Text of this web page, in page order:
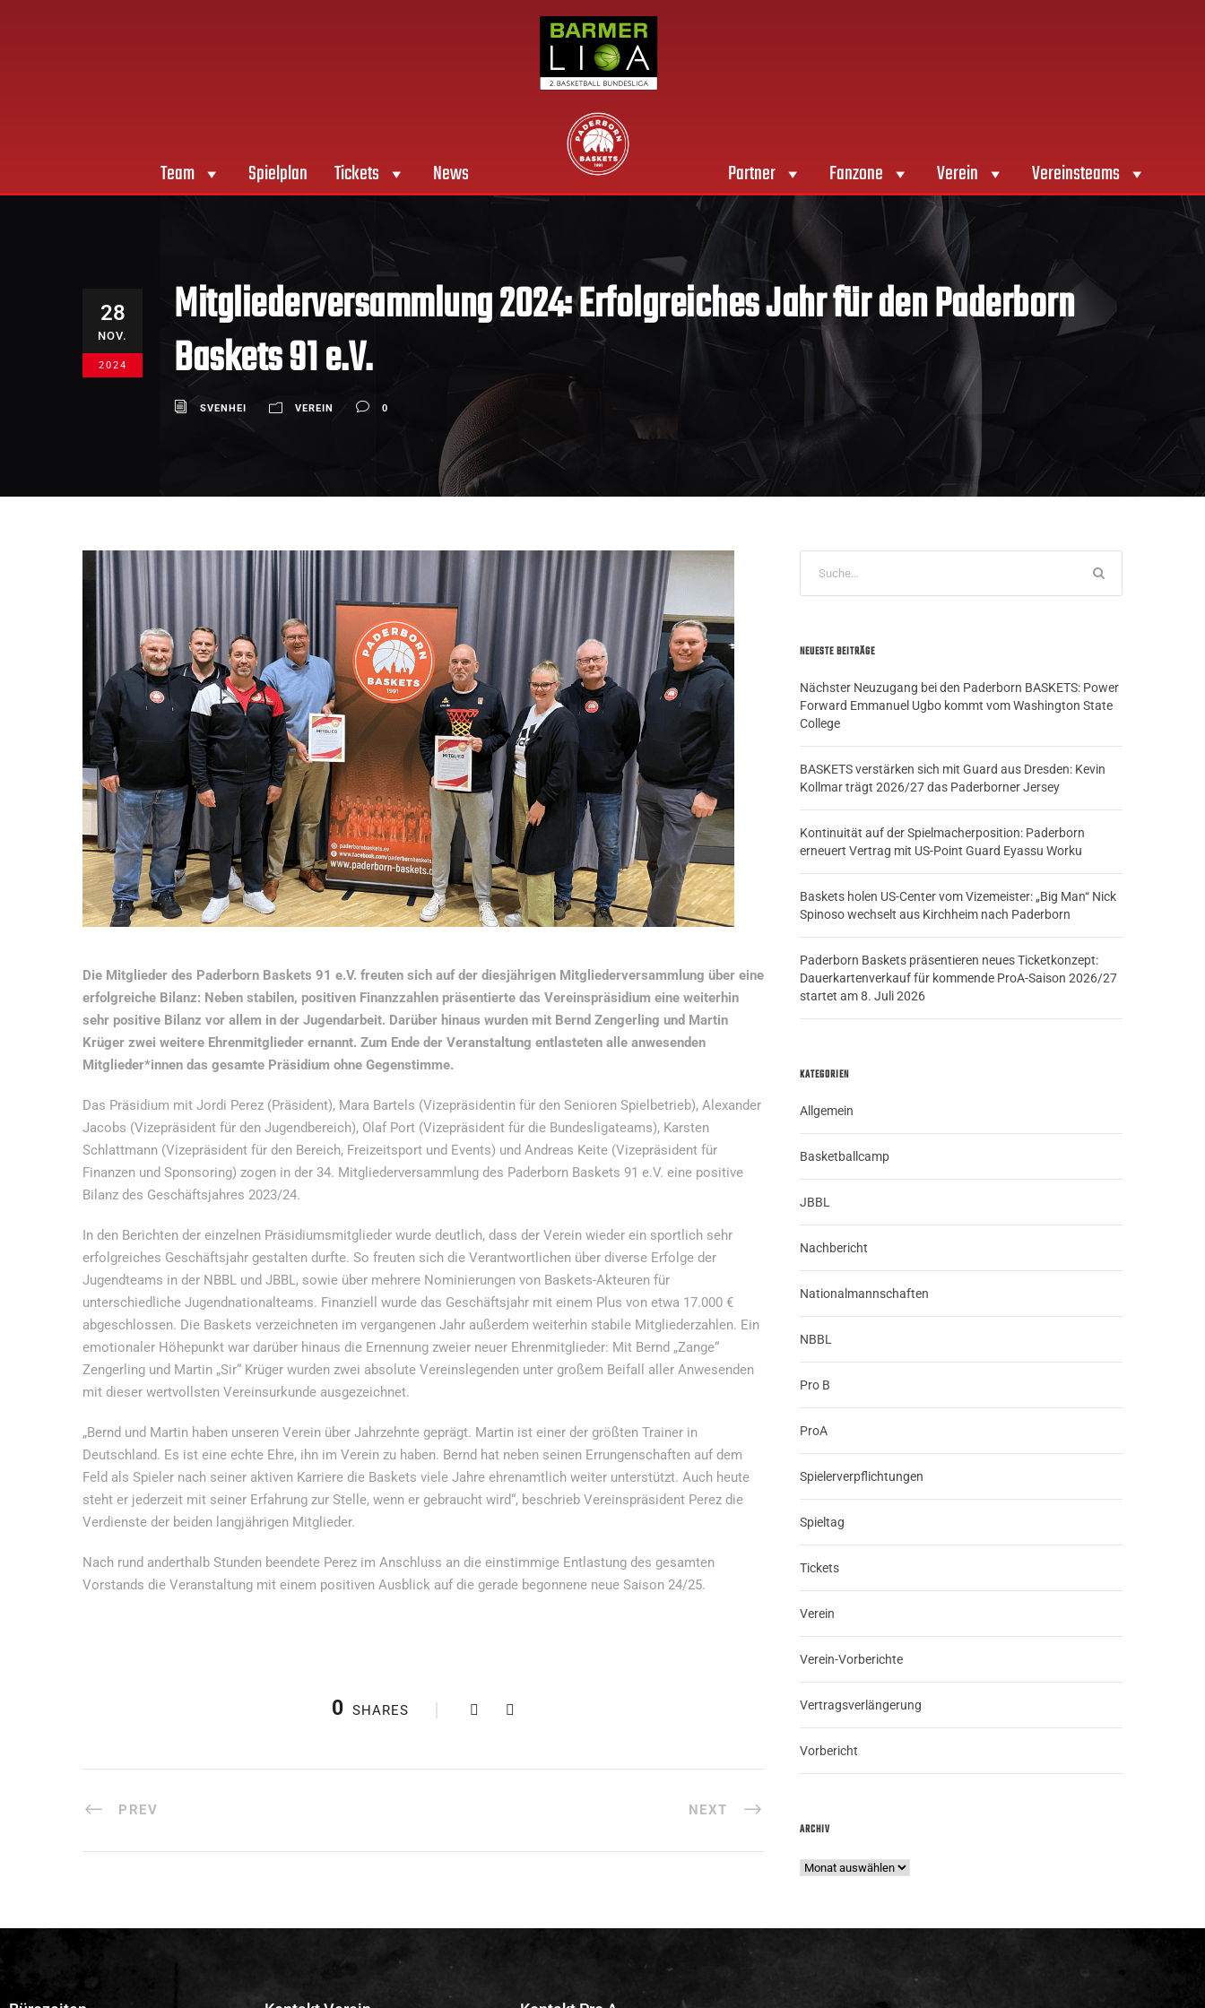
Team Spielplan Tickets News Partner Fanzone Verein Vereinsteams
28
NOV.
2024
Mitgliederversammlung 2024: Erfolgreiches Jahr für den Paderborn
Baskets 91 e.V.
SVENHEI VEREIN 0
Die Mitglieder des Paderborn Baskets 91 e.V. freuten sich auf der diesjährigen Mitgliederversammlung über eine
erfolgreiche Bilanz: Neben stabilen, positiven Finanzzahlen präsentierte das Vereinspräsidium eine weiterhin
sehr positive Bilanz vor allem in der Jugendarbeit. Darüber hinaus wurden mit Bernd Zengerling und Martin
Krüger zwei weitere Ehrenmitglieder ernannt. Zum Ende der Veranstaltung entlasteten alle anwesenden
Mitglieder*innen das gesamte Präsidium ohne Gegenstimme.
Das Präsidium mit Jordi Perez (Präsident), Mara Bartels (Vizepräsidentin für den Senioren Spielbetrieb), Alexander
Jacobs (Vizepräsident für den Jugendbereich), Olaf Port (Vizepräsident für die Bundesligateams), Karsten
Schlattmann (Vizepräsident für den Bereich, Freizeitsport und Events) und Andreas Keite (Vizepräsident für
Finanzen und Sponsoring) zogen in der 34. Mitgliederversammlung des Paderborn Baskets 91 e.V. eine positive
Bilanz des Geschäftsjahres 2023/24.
In den Berichten der einzelnen Präsidiumsmitglieder wurde deutlich, dass der Verein wieder ein sportlich sehr
erfolgreiches Geschäftsjahr gestalten durfte. So freuten sich die Verantwortlichen über diverse Erfolge der
Jugendteams in der NBBL und JBBL, sowie über mehrere Nominierungen von Baskets-Akteuren für
unterschiedliche Jugendnationalteams. Finanziell wurde das Geschäftsjahr mit einem Plus von etwa 17.000 €
abgeschlossen. Die Baskets verzeichneten im vergangenen Jahr außerdem weiterhin stabile Mitgliederzahlen. Ein
emotionaler Höhepunkt war darüber hinaus die Ernennung zweier neuer Ehrenmitglieder: Mit Bernd „Zange“
Zengerling und Martin „Sir“ Krüger wurden zwei absolute Vereinslegenden unter großem Beifall aller Anwesenden
mit dieser wertvollsten Vereinsurkunde ausgezeichnet.
„Bernd und Martin haben unseren Verein über Jahrzehnte geprägt. Martin ist einer der größten Trainer in
Deutschland. Es ist eine echte Ehre, ihn im Verein zu haben. Bernd hat neben seinen Errungenschaften auf dem
Feld als Spieler nach seiner aktiven Karriere die Baskets viele Jahre ehrenamtlich weiter unterstützt. Auch heute
steht er jederzeit mit seiner Erfahrung zur Stelle, wenn er gebraucht wird“, beschrieb Vereinspräsident Perez die
Verdienste der beiden langjährigen Mitglieder.
Nach rund anderthalb Stunden beendete Perez im Anschluss an die einstimmige Entlastung des gesamten
Vorstands die Veranstaltung mit einem positiven Ausblick auf die gerade begonnene neue Saison 24/25.
0 SHARES
PREV NEXT
NEUESTE BEITRÄGE
Nächster Neuzugang bei den Paderborn BASKETS: Power
Forward Emmanuel Ugbo kommt vom Washington State
College
BASKETS verstärken sich mit Guard aus Dresden: Kevin
Kollmar trägt 2026/27 das Paderborner Jersey
Kontinuität auf der Spielmacherposition: Paderborn
erneuert Vertrag mit US-Point Guard Eyassu Worku
Baskets holen US-Center vom Vizemeister: „Big Man“ Nick
Spinoso wechselt aus Kirchheim nach Paderborn
Paderborn Baskets präsentieren neues Ticketkonzept:
Dauerkartenverkauf für kommende ProA-Saison 2026/27
startet am 8. Juli 2026
KATEGORIEN
Allgemein
Basketballcamp
JBBL
Nachbericht
Nationalmannschaften
NBBL
Pro B
ProA
Spielerverpflichtungen
Spieltag
Tickets
Verein
Verein-Vorberichte
Vertragsverlängerung
Vorbericht
ARCHIV